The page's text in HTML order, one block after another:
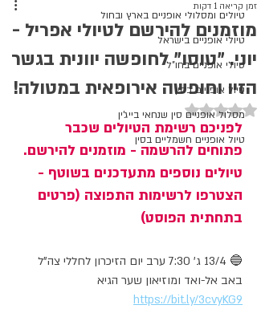
טיולים ומסלולי אופניים בארץ ובחול
טיולי אופניים בישראל
טיולי אופניים בחו"ל
טיול אופניים בסין
מסלול אופניים סין שנחאי בייג'ין
טיול אופניים חשמליים בסין
מוזמנים להירשם לטיולי אפריל -
יוני. "טוסו" לחופשה יוונית בגשר
הזיו וחופשה אירופאית במטולה!
זמן קריאה 1 דקות
דירוג של NaN מתוך 5 כוכבים
לפניכם רשימת הטיולים שכבר
פתוחים להרשמה - מוזמנים להירשם.
טיולים נוספים מתעדכנים בשוטף -
הצטרפו לרשימות התפוצה (פרטים
בתחתית הפוסט)
🔵 13/4 ג' 7:30 ערב יום הזיכרון לחללי צה"ל
באב אל-ואד ומוזיאון שער הגיא
https://bit.ly/3cvyKG9